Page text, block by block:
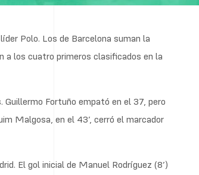
Polo. Los de Barcelona suman la
los cuatro primeros clasificados en la
Fortuño empató en el 37, pero
Malgosa, en el 43’, cerró el marcador
El gol inicial de Manuel Rodríguez (8’)